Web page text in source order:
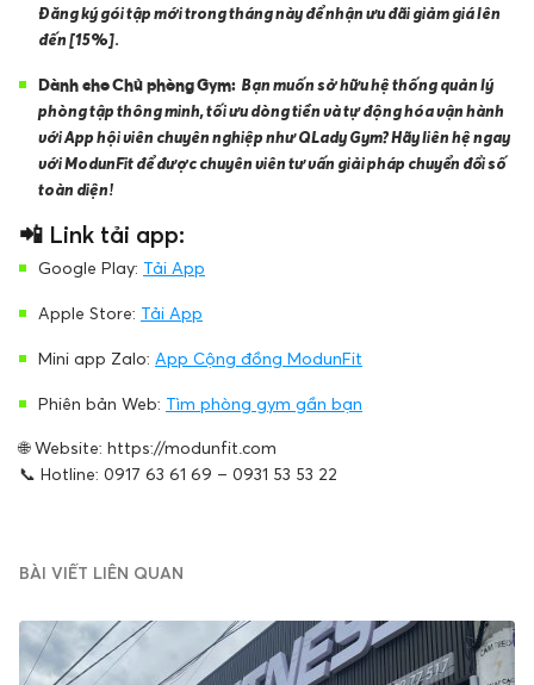
Đăng ký gói tập mới trong tháng này để nhận ưu đãi giảm giá lên
đến [15%].
Dành cho Chủ phòng Gym: Bạn muốn sở hữu hệ thống quản lý
phòng tập thông minh, tối ưu dòng tiền và tự động hóa vận hành
với App hội viên chuyên nghiệp như QLady Gym? Hãy liên hệ ngay
với ModunFit để được chuyên viên tư vấn giải pháp chuyển đổi số
toàn diện!
📲 Link tải app:
Google Play: Tải App
Apple Store: Tải App
Mini app Zalo: App Cộng đồng ModunFit
Phiên bản Web: Tìm phòng gym gần bạn
🌐 Website: https://modunfit.com
📞 Hotline: 0917 63 61 69 – 0931 53 53 22
BÀI VIẾT LIÊN QUAN